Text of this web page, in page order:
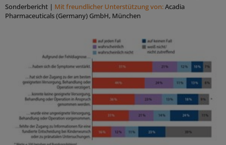
Sonderbericht | Mit freundlicher Unterstützung von:Acadia
Pharmaceuticals (Germany) GmbH, München